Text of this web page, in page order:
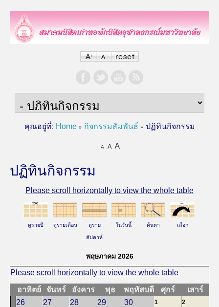
คุณอยู่ที่: Home กิจกรรมสัมพันธ์ ปฏิทินกิจกรรม
ปฏิทินกิจกรรม
ดูรายปี ดูรายเดือน ดูราย
สัปดาห์
ในวันนี้ ค้นหา เลือก
พฤษภาคม 2026
อาทิตย์ จันทร์ อังคาร พุธ พฤหัสบดี ศุกร์ เสาร์
26 27 28 29 30 1 2